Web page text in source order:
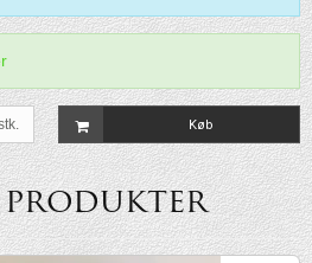
Køb
produkter